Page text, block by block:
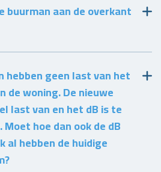
buurman aan de overkant
hebben geen last van het
de woning. De nieuwe
last van en het dB is te
hoe dan ook de dB
al hebben de huidige